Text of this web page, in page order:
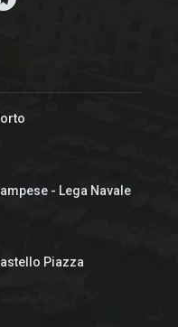
- Lega Navale
Piazza